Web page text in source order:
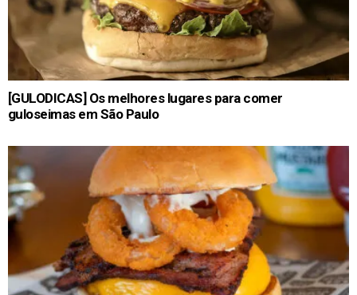
[GULODICAS] Os melhores lugares para comer
guloseimas em São Paulo